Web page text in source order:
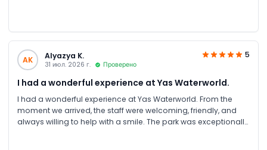
AK Alyazya K.
31 июл. 2026 г. Проверено
5
I had a wonderful experience at Yas Waterworld.
I had a wonderful experience at Yas Waterworld. From the
moment we arrived, the staff were welcoming, friendly, and
always willing to help with a smile. The park was exceptionally